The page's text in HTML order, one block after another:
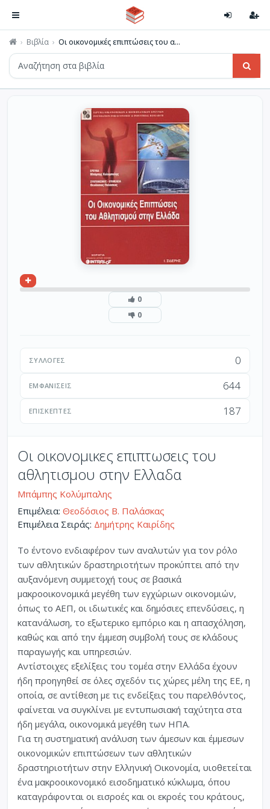
Βιβλία Οι οικονομικές επιπτώσεις του α...
0
0
ΣΥΛΛΟΓΈΣ 0
ΕΜΦΑΝΊΣΕΙΣ 644
ΕΠΙΣΚΈΠΤΕΣ 187
Οι οικονομικες επιπτωσεις του
αθλητισμου στην Ελλαδα
Μπάμπης Κολύμπαλης
Επιμέλεια: Θεοδόσιος Β. Παλάσκας
Επιμέλεια Σειράς: Δημήτρης Καιρίδης
Το έντονο ενδιαφέρον των αναλυτών για τον ρόλο
των αθλητικών δραστηριοτήτων προκύπτει από την
αυξανόμενη συμμετοχή τους σε βασικά
μακροοικονομικά μεγέθη των εγχώριων οικονομιών,
όπως το ΑΕΠ, οι ιδιωτικές και δημόσιες επενδύσεις, η
κατανάλωση, το εξωτερικο εμπόριο και η απασχόληση,
καθώς και από την έμμεση συμβολή τους σε κλάδους
παραγωγής και υπηρεσιών.
Αντίστοιχες εξελίξεις του τομέα στην Ελλάδα έχουν
ήδη προηγηθεί σε όλες σχεδόν τις χώρες μέλη της ΕΕ, η
οποία, σε αντίθεση με τις ενδείξεις του παρελθόντος,
φαίνεται να συγκλίνει με εντυπωσιακή ταχύτητα στα
ήδη μεγάλα, οικονομικά μεγέθη των ΗΠΑ.
Για τη συστηματική ανάλυση των άμεσων και έμμεσων
οικονομικών επιπτώσεων των αθλητικών
δραστηριοτήτων στην Ελληνική Οικονομία, υιοθετείται
ένα μακροοικονομικό εισοδηματικό κύκλωμα, όπου
καταγράφονται οι εισροές και οι εκροές του κράτους,